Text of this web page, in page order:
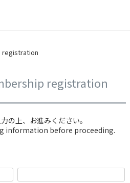
registration
の上、お進みください。
information before proceeding.